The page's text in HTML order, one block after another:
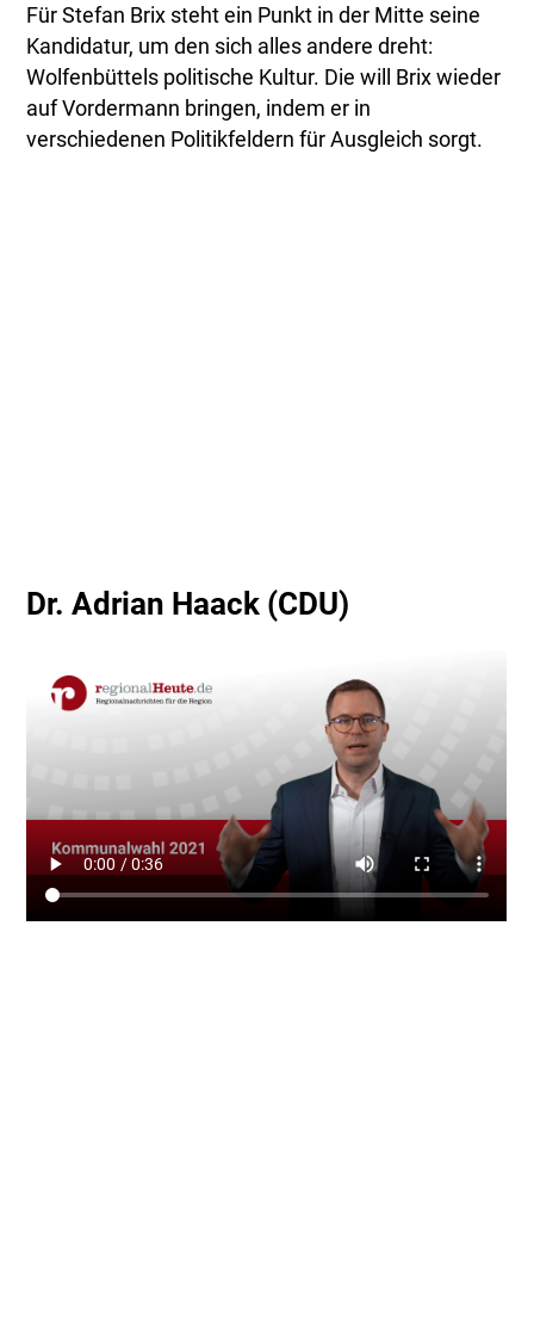
Für Stefan Brix steht ein Punkt in der Mitte seine
Kandidatur, um den sich alles andere dreht:
Wolfenbüttels politische Kultur. Die will Brix wieder
auf Vordermann bringen, indem er in
verschiedenen Politikfeldern für Ausgleich sorgt.
Dr. Adrian Haack (CDU)